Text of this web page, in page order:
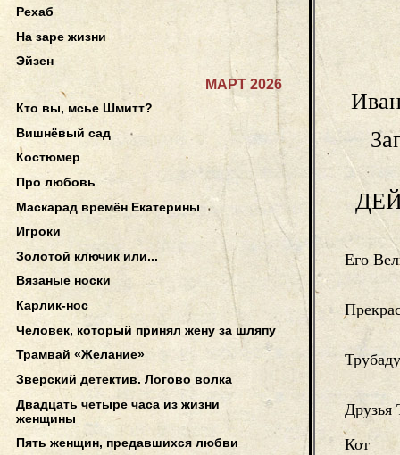
Его
Друзья
Кот
Рехаб
На заре жизни
Эйзен
МАРТ 2026
Кто вы, мсье Шмитт?
Вишнёвый сад
Костюмер
Про любовь
Маскарад времён Екатерины
Игроки
Золотой ключик или...
Вязаные носки
Карлик-нос
Человек, который принял жену за шляпу
Трамвай «Желание»
Зверский детектив. Логово волка
Двадцать четыре часа из жизни
женщины
Пять женщин, предавшихся любви